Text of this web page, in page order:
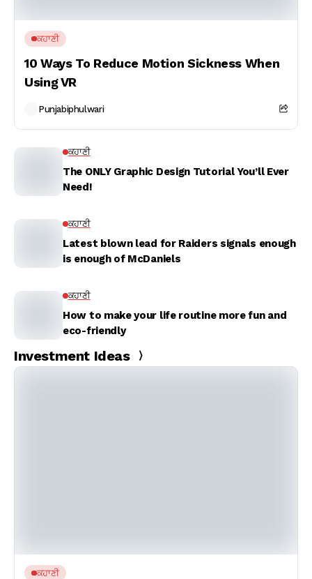
ਕਹਾਣੀ
10 Ways To Reduce Motion Sickness When
Using VR
Punjabiphulwari
ਕਹਾਣੀ
The ONLY Graphic Design Tutorial You’ll Ever
Need!
ਕਹਾਣੀ
Latest blown lead for Raiders signals enough
is enough of McDaniels
ਕਹਾਣੀ
How to make your life routine more fun and
eco-friendly
Investment Ideas
ਕਹਾਣੀ